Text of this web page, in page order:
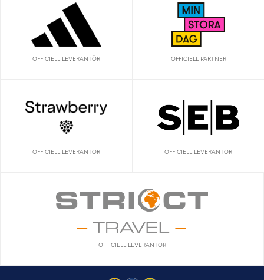
OFFICIELL LEVERANTÖR OFFICIELL PARTNER
OFFICIELL LEVERANTÖR OFFICIELL LEVERANTÖR
OFFICIELL LEVERANTÖR